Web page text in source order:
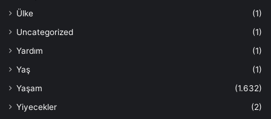
Ülke
(1)
Uncategorized
(1)
Yardım
(1)
Yaş
(1)
Yaşam
(1.632)
Yiyecekler
(2)